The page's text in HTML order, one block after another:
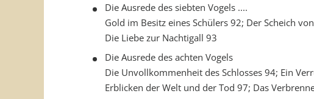
Die Ausrede des siebten Vogels ....
Gold im Besitz eines Schülers 92; Der Scheich
Die Liebe zur Nachtigall 93
Die Ausrede des achten Vogels
Die Unvollkommenheit des Schlosses 94; Ein
Erblicken der Welt und der Tod 97; Das